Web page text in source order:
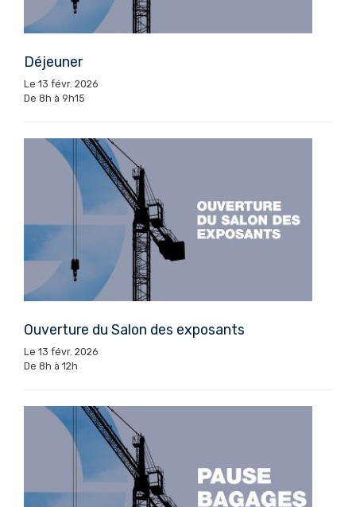
Déjeuner
Le 13 févr. 2026
De 8h à 9h15
Ouverture du Salon des exposants
Le 13 févr. 2026
De 8h à 12h